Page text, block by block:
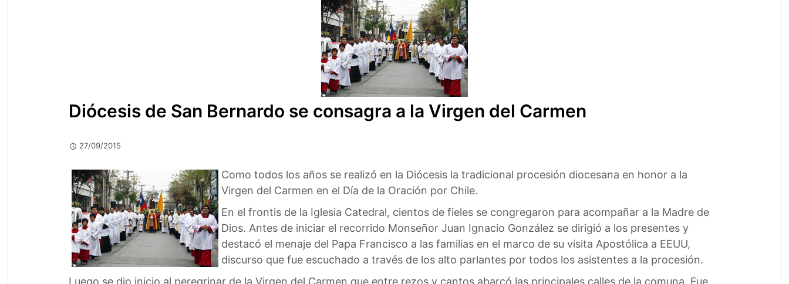
Diócesis de San Bernardo se consagra a la Virgen del Carmen
27/09/2015
Como todos los años se realizó en la Diócesis la tradicional procesión diocesana en honor a la
Virgen del Carmen en el Día de la Oración por Chile.
En el frontis de la Iglesia Catedral, cientos de fieles se congregaron para acompañar a la Madre de
Dios. Antes de iniciar el recorrido Monseñor Juan Ignacio González se dirigió a los presentes y
destacó el menaje del Papa Francisco a las familias en el marco de su visita Apostólica a EEUU,
discurso que fue escuchado a través de los alto parlantes por todos los asistentes a la procesión.
Luego se dio inicio al peregrinar de la Virgen del Carmen que entre rezos y cantos abarcó las principales calles de la comuna. Fue